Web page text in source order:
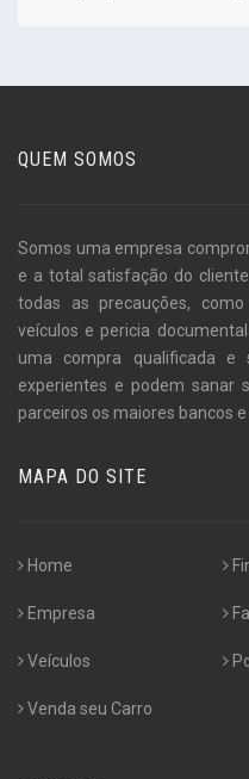
QUEM SOMOS
Somos uma empresa
e a total satisfação do
todas as precauções,
veículos e pericia
uma compra qualificada e
experientes e podem sanar
parceiros os maiores bancos
MAPA DO SITE
Home
Empresa
Veículos
Venda seu Carro